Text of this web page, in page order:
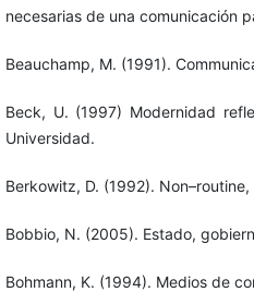
necesarias de una comunicación
Beauchamp, M. (1991).
Beck, U. (1997) Modernidad
Universidad.
Berkowitz, D. (1992).
Bobbio, N. (2005). Estado,
Bohmann, K. (1994). Medios de